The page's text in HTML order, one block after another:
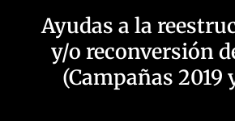
Ayudas a la
y/o reconversión
(Campañas 2019